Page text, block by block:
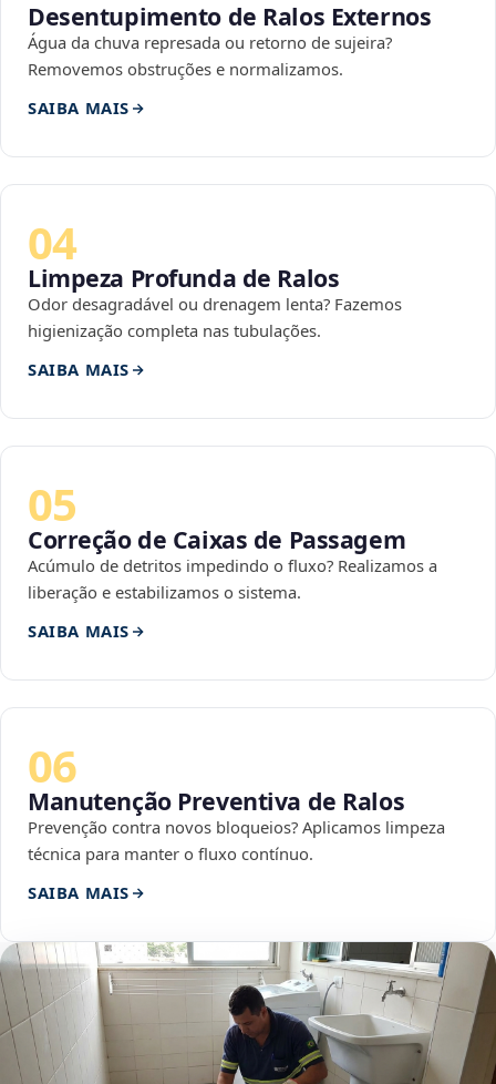
Desentupimento de Ralos Externos
Água da chuva represada ou retorno de sujeira?
Removemos obstruções e normalizamos.
SAIBA MAIS
04
Limpeza Profunda de Ralos
Odor desagradável ou drenagem lenta? Fazemos
higienização completa nas tubulações.
SAIBA MAIS
05
Correção de Caixas de Passagem
Acúmulo de detritos impedindo o fluxo? Realizamos a
liberação e estabilizamos o sistema.
SAIBA MAIS
06
Manutenção Preventiva de Ralos
Prevenção contra novos bloqueios? Aplicamos limpeza
técnica para manter o fluxo contínuo.
SAIBA MAIS